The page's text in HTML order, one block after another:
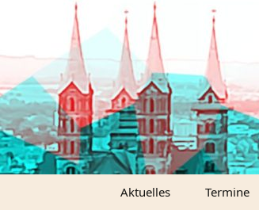
Aktuelles Termine